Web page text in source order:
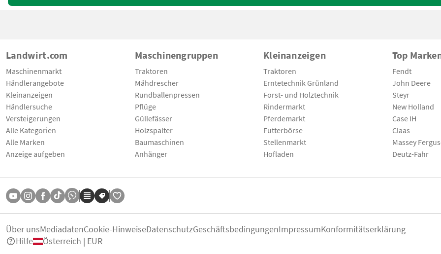
Landwirt.com
Maschinenmarkt
Händlerangebote
Kleinanzeigen
Händlersuche
Versteigerungen
Alle Kategorien
Alle Marken
Anzeige aufgeben
Maschinengruppen
Traktoren
Mähdrescher
Rundballenpressen
Pflüge
Güllefässer
Holzspalter
Baumaschinen
Anhänger
Kleinanzeigen
Traktoren
Erntetechnik Grünland
Forst- und Holztechnik
Rindermarkt
Pferdemarkt
Futterbörse
Stellenmarkt
Hofladen
Top
Fendt
John Deere
Steyr
New Holland
Case IH
Claas
Massey
Deutz-Fahr
Über unsMediadatenCookie-HinweiseDatenschutzGeschäftsbedingungenImpressumKonformitätserklärung
Hilfe
Österreich | EUR